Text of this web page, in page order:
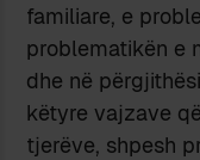
familiare, e
problematikën e
dhe në
këtyre vajzave
tjerëve, shpesh